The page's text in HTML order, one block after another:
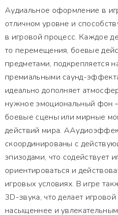
Аудиальное оформление в
отличном уровне и
в игровой процесс. Каждое
то перемещения, боевые
предметами, подкрепляется
премиальными саунд-
идеально дополняет
нужное эмоциональный фон
боевые сцены или мирные
действий мира.
скоординированы с
эпизодами, что содействует
ориентироваться и
игровых условиях. В игре
3D-звука, что делает
насыщеннее и